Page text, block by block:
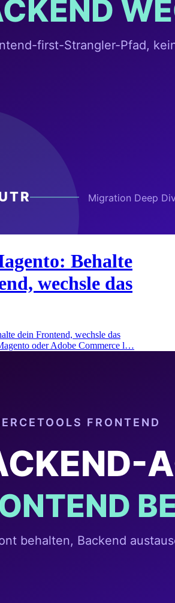
Behalte
wechsle das
dein Frontend, wechsle das
oder Adobe Commerce l…